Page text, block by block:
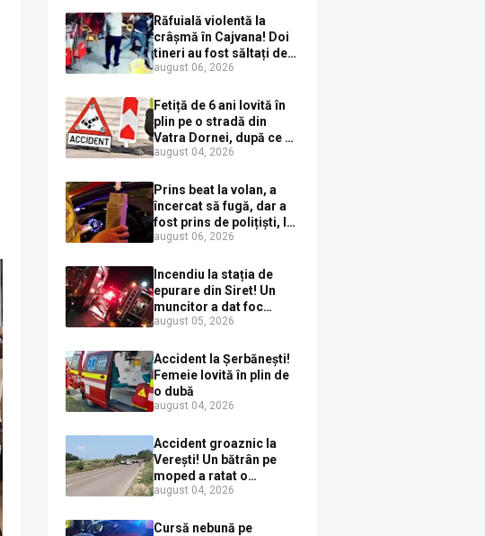
Calinic anunță că îi
pregătește judecata
canonică
Răfuială violentă la
crâșmă în Cajvana! Doi
tineri au fost săltați de
polițiști după un scandal
distruse
august 06, 2026
Fetiță de 6 ani lovită în
plin pe o stradă din
Vatra Dornei, după ce a
ieșit în fața mașinii prin
august 04, 2026
Prins beat la volan, a
încercat să fugă, dar a
fost prins de polițiști, la
Dorna Candrenilor.
1,59 mg/l alcool pur în
aerul expirat
august 06, 2026
Incendiu la stația de
epurare din Siret! Un
muncitor a dat foc
pompelor de apă în timp
combustibil
august 05, 2026
Accident la Șerbănești!
Femeie lovită în plin de
o dubă
august 04, 2026
Accident groaznic la
Verești! Un bătrân pe
moped a ratat o
depășire și a ajuns sub
august 04, 2026
Cursă nebună pe